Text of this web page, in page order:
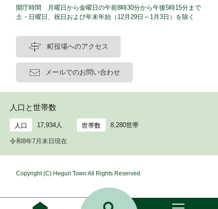
開庁時間 月曜日から金曜日の午前8時30分から午後5時15分まで
土・日曜日、祝日および年末年始（12月29日～1月3日）を除く
町役場へのアクセス
メールでのお問い合わせ
人口と世帯数
人口 17,934人 世帯数 8,280世帯
令和8年7月末日現在
Copyright (C) Heguri Town All Rights Reserved.